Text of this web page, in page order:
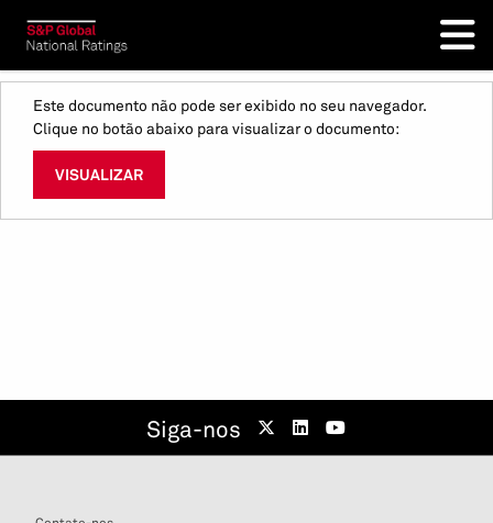
Este documento não pode ser exibido no seu navegador.
Clique no botão abaixo para visualizar o documento:
VISUALIZAR
Siga-nos